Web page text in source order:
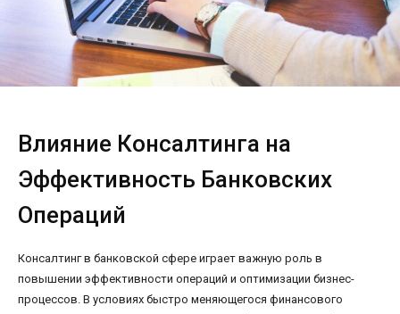
Влияние Консалтинга на
Эффективность Банковских
Операций
Консалтинг в банковской сфере играет важную роль в
повышении эффективности операций и оптимизации бизнес-
процессов. В условиях быстро меняющегося финансового